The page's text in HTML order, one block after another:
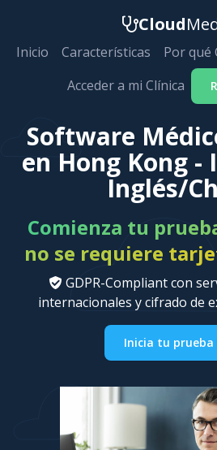
Cloud
Inicio Características Por qué
Acceder a mi Clínica
Software
en Hong Kong -
Inglés/
Comienza tu
no se requiere
GDPR-Compliant con
internacionales y cifrado de
Inicia tu prueba